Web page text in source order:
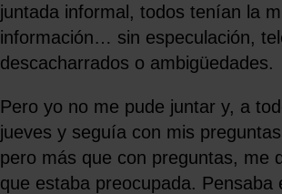
juntada informal, todos tenían la
información… sin especulación,
descacharrados o ambigüedades.
Pero yo no me pude juntar y, a
jueves y seguía con mis
pero más que con preguntas, me
que estaba preocupada. Pensaba